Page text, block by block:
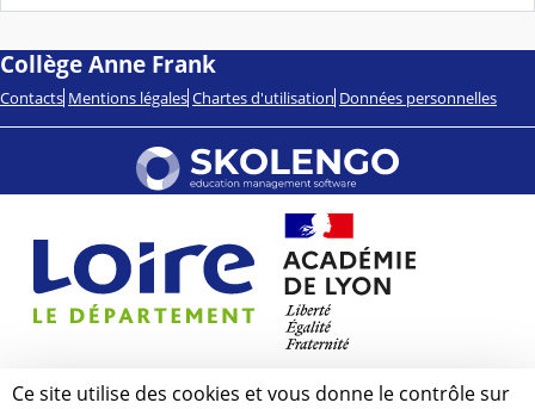
Collège Anne Frank
Contacts Mentions légales Chartes d'utilisation Données personnelles
Ce site utilise des cookies et vous donne le contrôle sur